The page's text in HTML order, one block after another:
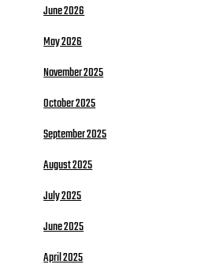
June 2026
May 2026
November 2025
October 2025
September 2025
August 2025
July 2025
June 2025
April 2025